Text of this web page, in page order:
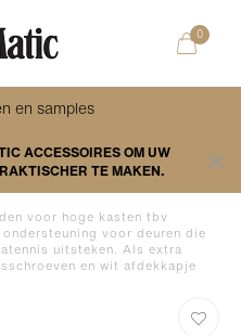
0
en samples
ACCESSOIRES OM UW
TE MAKEN.
voor hoge kasten tbv
voor deuren die
uitsteken. Als extra
en wit afdekkapje